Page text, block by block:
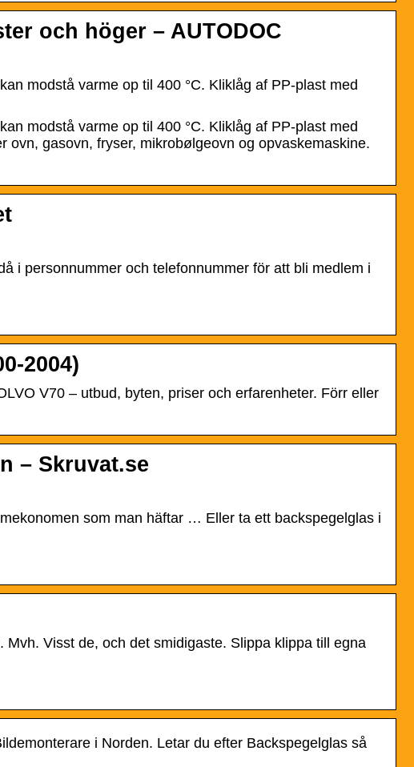
och höger – AUTODOC
modstå varme op til 400 °C. Kliklåg af PP-plast med
modstå varme op til 400 °C. Kliklåg af PP-plast med
gasovn, fryser, mikrobølgeovn og opvaskemaskine.
i personnummer och telefonnummer för att bli medlem i
2004)
V70 – utbud, byten, priser och erfarenheter. Förr eller
– Skruvat.se
som man häftar … Eller ta ett backspegelglas i
Visst de, och det smidigaste. Slippa klippa till egna
i Norden. Letar du efter Backspegelglas så